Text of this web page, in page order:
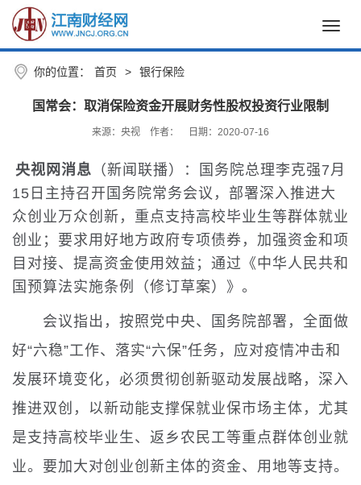
你的位置： 首页 > 银行保险
国常会：取消保险资金开展财务性股权投资行业限制
来源：央视 作者： 日期：2020-07-16
央视网消息 （新闻联播）：国务院总理李克强7月
15日主持召开国务院常务会议，部署深入推进大
众创业万众创新，重点支持高校毕业生等群体就业
创业；要求用好地方政府专项债券，加强资金和项
目对接、提高资金使用效益；通过《中华人民共和
国预算法实施条例（修订草案）》。
会议指出，按照党中央、国务院部署，全面做
好“六稳”工作、落实“六保”任务，应对疫情冲击和
发展环境变化，必须贯彻创新驱动发展战略，深入
推进双创，以新动能支撑保就业保市场主体，尤其
是支持高校毕业生、返乡农民工等重点群体创业就
业。要加大对创业创新主体的资金、用地等支持。